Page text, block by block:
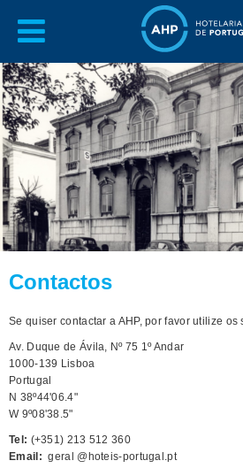
Contactos
Se quiser contactar a AHP, por favor utilize os
Av. Duque de Ávila, Nº 75 1º Andar
1000-139 Lisboa
Portugal
N 38º44'06.4"
W 9º08'38.5"
Tel: (+351) 213 512 360
Email: geral @hoteis-portugal.pt